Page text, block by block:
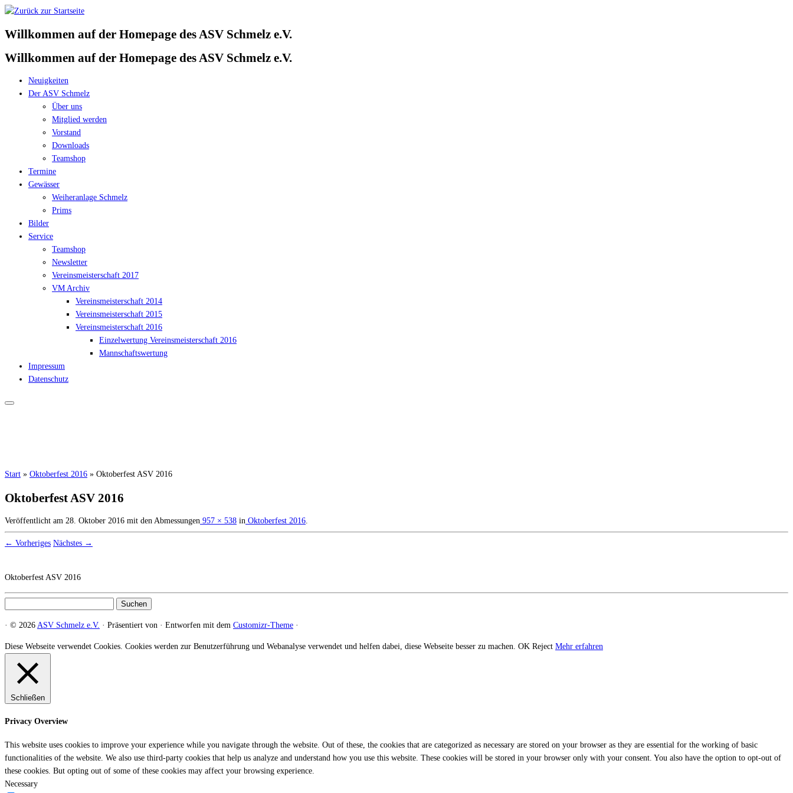
Zum
springen
Willkommen auf der Homepage des ASV Schmelz e.V.
Willkommen auf der Homepage des ASV Schmelz e.V.
Neuigkeiten
Der ASV Schmelz
Über uns
Mitglied werden
Vorstand
Downloads
Teamshop
Termine
Gewässer
Weiheranlage Schmelz
Prims
Bilder
Service
Teamshop
Newsletter
Vereinsmeisterschaft 2017
VM Archiv
Vereinsmeisterschaft 2014
Vereinsmeisterschaft 2015
Vereinsmeisterschaft 2016
Einzelwertung Vereinsmeisterschaft 2016
Mannschaftswertung
Impressum
Datenschutz
Start » Oktoberfest 2016 » Oktoberfest ASV 2016
Oktoberfest ASV 2016
Veröffentlicht am 28. Oktober 2016 mit den Abmessungen 957 × 538 in Oktoberfest 2016.
← Vorheriges Nächstes →
Oktoberfest ASV 2016
· © 2026 ASV Schmelz e.V. · Präsentiert von · Entworfen mit dem Customizr-Theme ·
Diese Webseite verwendet Cookies. Cookies werden zur Benutzerführung und Webanalyse verwendet und helfen dabei, diese Webseite besser zu machen. OK Reject Mehr erfahren
Schließen
Privacy Overview
This website uses cookies to improve your experience while you navigate through the website. Out of these, the cookies that are categorized as necessary are stored on your browser as they are essential for the working of basic
functionalities of the website. We also use third-party cookies that help us analyze and understand how you use this website. These cookies will be stored in your browser only with your consent. You also have the option to opt-out of
these cookies. But opting out of some of these cookies may affect your browsing experience.
Necessary